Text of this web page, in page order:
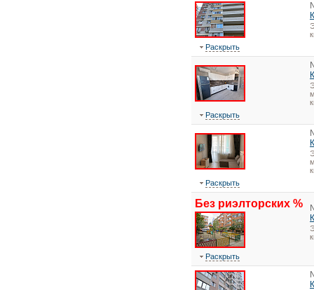
Раскрыть
Раскрыть
Раскрыть
Без риэлторских %
Раскрыть